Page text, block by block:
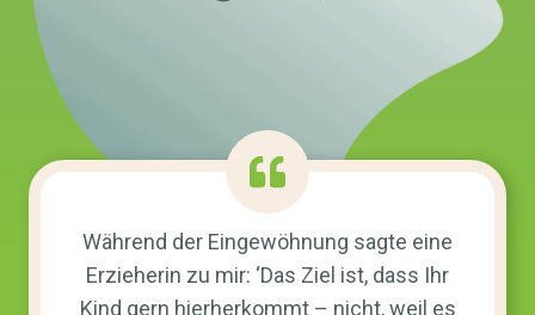
Während der Eingewöhnung sagte eine
Erzieherin zu mir: ‘Das Ziel ist, dass Ihr
Kind gern hierherkommt – nicht, weil es